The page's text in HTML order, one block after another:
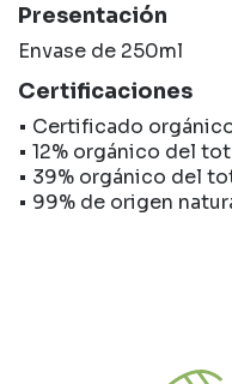
Presentación
Envase de 250ml
Certificaciones
• Certificado
• 12% orgánico del
• 39% orgánico del
• 99% de origen